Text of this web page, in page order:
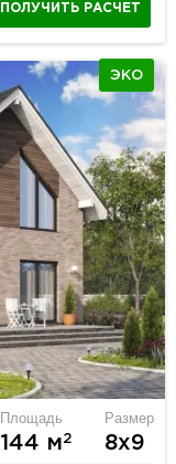
ПОЛУЧИТЬ РАСЧЕТ
ЭКО
Площадь
144 м2
Размер
8х9